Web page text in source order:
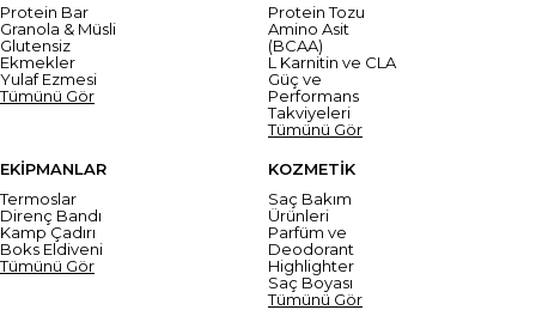
Protein Bar
Granola & Müsli
Glutensiz
Ekmekler
Yulaf Ezmesi
Tümünü Gör
Protein Tozu
Amino Asit
(BCAA)
L Karnitin ve CLA
Güç ve
Performans
Takviyeleri
Tümünü Gör
EKİPMANLAR
Termoslar
Direnç Bandı
Kamp Çadırı
Boks Eldiveni
Tümünü Gör
KOZMETİK
Saç Bakım
Ürünleri
Parfüm ve
Deodorant
Highlighter
Saç Boyası
Tümünü Gör